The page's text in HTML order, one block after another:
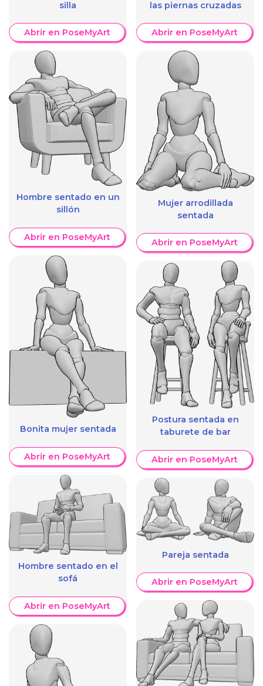
silla
Abrir en PoseMyArt
Hombre sentado en un
sillón
Abrir en PoseMyArt
Bonita mujer sentada
Abrir en PoseMyArt
Hombre sentado en el
sofá
Abrir en PoseMyArt
las piernas cruzadas
Abrir en PoseMyArt
Mujer arrodillada
sentada
Abrir en PoseMyArt
Postura sentada en
taburete de bar
Abrir en PoseMyArt
Pareja sentada
Abrir en PoseMyArt